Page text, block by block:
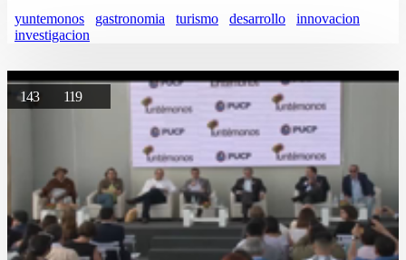
yuntemonos gastronomia turismo desarrollo
innovacion
investigacion
143 119